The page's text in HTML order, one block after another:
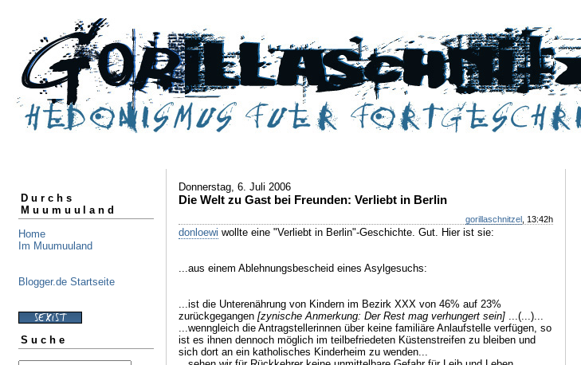
Durchs
Muumuuland
Home
Im Muumuuland
Blogger.de Startseite
Suche
Donnerstag, 6. Juli 2006
Die Welt zu Gast bei Freunden: Verliebt in Berlin
gorillaschnitzel , 13:42h
donloewi wollte eine "Verliebt in Berlin"-Geschichte. Gut. Hier ist sie:
...aus einem Ablehnungsbescheid eines Asylgesuchs:
...ist die Unterenährung von Kindern im Bezirk XXX von 46% auf 23%
zurückgegangen [zynische Anmerkung: Der Rest mag verhungert sein] ...(...)...
...wenngleich die Antragstellerinnen über keine familiäre Anlaufstelle verfügen, so
ist es ihnen dennoch möglich im teilbefriedeten Küstenstreifen zu bleiben und
sich dort an ein katholisches Kinderheim zu wenden...